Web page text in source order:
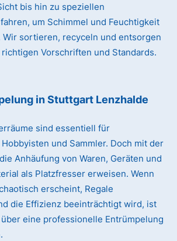
bis hin zu speziellen
um Schimmel und Feuchtigkeit
Wir sortieren, recyceln und entsorgen
Vorschriften und Standards.
in Stuttgart Lenzhalde
sind essentiell für
und Sammler. Doch mit der
Anhäufung von Waren, Geräten und
als Platzfresser erweisen. Wenn
erscheint, Regale
die Effizienz beeinträchtigt wird, ist
eine professionelle Entrümpelung